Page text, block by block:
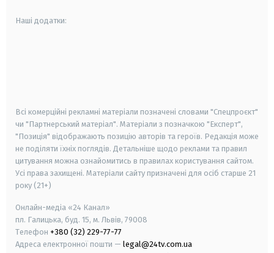
Наші додатки:
Всі комерційні рекламні матеріали позначені словами "Спецпроєкт"
чи "Партнерський матеріал". Матеріали з позначкою "Експерт",
"Позиція" відображають позицію авторів та героїв. Редакція може
не поділяти їхніх поглядів. Детальніше щодо реклами та правил
цитування можна ознайомитись в правилах користування сайтом.
Усі права захищені. Матеріали сайту призначені для осіб старше 21
року (21+)
Онлайн-медіа «24 Канал»
пл. Галицька, буд. 15, м. Львів, 79008
Телефон +380 (32) 229-77-77
Адреса електронної пошти — legal@24tv.com.ua